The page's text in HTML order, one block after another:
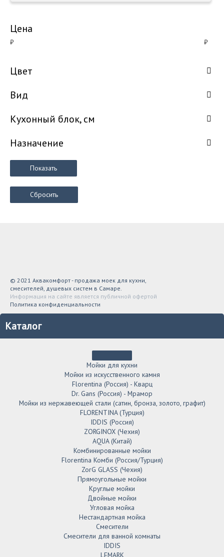
Цена
₽ ₽
Цвет
Вид
Кухонный блок, см
Назначение
Показать
Сбросить
© 2021 Аквакомфорт - продажа моек для кухни,
смесителей, душевых систем в Самаре.
Информация на сайте является публичной офертой
Политика конфиденциальности
Каталог
Мойки для кухни
Мойки из искусственного камня
Florentina (Россия) - Кварц
Dr. Gans (Россия) - Мрамор
Мойки из нержавеющей стали (сатин, бронза, золото, графит)
FLORENTINA (Турция)
IDDIS (Россия)
ZORGINOX (Чехия)
AQUA (Китай)
Комбинированные мойки
Florentina Комби (Россия/Турция)
ZorG GLASS (Чехия)
Прямоугольные мойки
Круглые мойки
Двойные мойки
Угловая мойка
Нестандартная мойка
Смесители
Смесители для ванной комнаты
IDDIS
LEMARK